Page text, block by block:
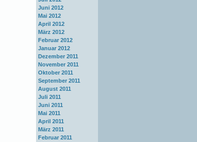
Juni 2012
Mai 2012
April 2012
März 2012
Februar 2012
Januar 2012
Dezember 2011
November 2011
Oktober 2011
September 2011
August 2011
Juli 2011
Juni 2011
Mai 2011
April 2011
März 2011
Februar 2011